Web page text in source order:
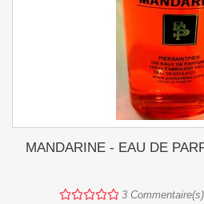
MANDARINE - EAU DE
3 Commentaire(s)